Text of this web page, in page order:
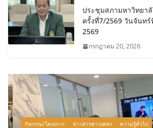
ประชุมสภามหาวิทยา
ครั้งที่7/2569 วันจันท
2569
กรกฎาคม 20, 2026
กิจกรรม/โครงการ ข่าวสารชาวเพชร ความรู้ทั่วไป